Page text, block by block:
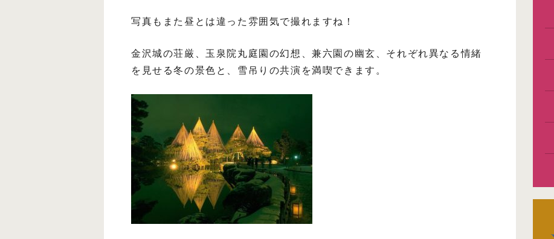
写真もまた昼とは違った雰囲気で撮れますね！
金沢城の荘厳、玉泉院丸庭園の幻想、兼六園の幽玄、それぞれ異なる情緒
を見せる冬の景色と、雪吊りの共演を満喫できます。